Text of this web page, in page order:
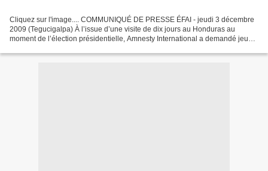
Cliquez sur l'image.... COMMUNIQUÉ DE PRESSE ÉFAI - jeudi 3 décembre
2009 (Tegucigalpa) À l’issue d’une visite de dix jours au Honduras au
moment de l’élection présidentielle, Amnesty International a demandé jeudi